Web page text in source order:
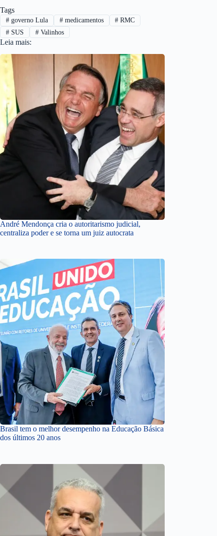
Tags
#governo Lula #medicamentos # RMC
#SUS #Valinhos
Leia mais:
André Mendonça cria o autoritarismo judicial,
centraliza poder e se torna um juiz autocrata
Brasil tem o melhor desempenho na Educação Básica
dos últimos 20 anos